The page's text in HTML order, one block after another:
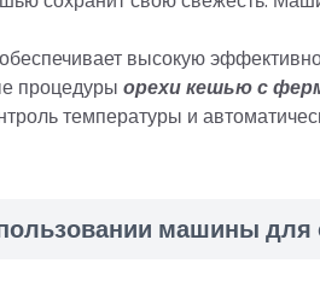
высокую
процедуры орехи кешью с
температуры и
машины для